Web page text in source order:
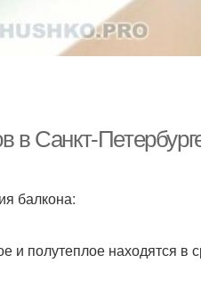
в Санкт-
балкона:
и полутеплое находятся в